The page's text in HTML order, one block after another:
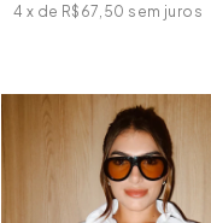
4 x de R$67,50 sem juros